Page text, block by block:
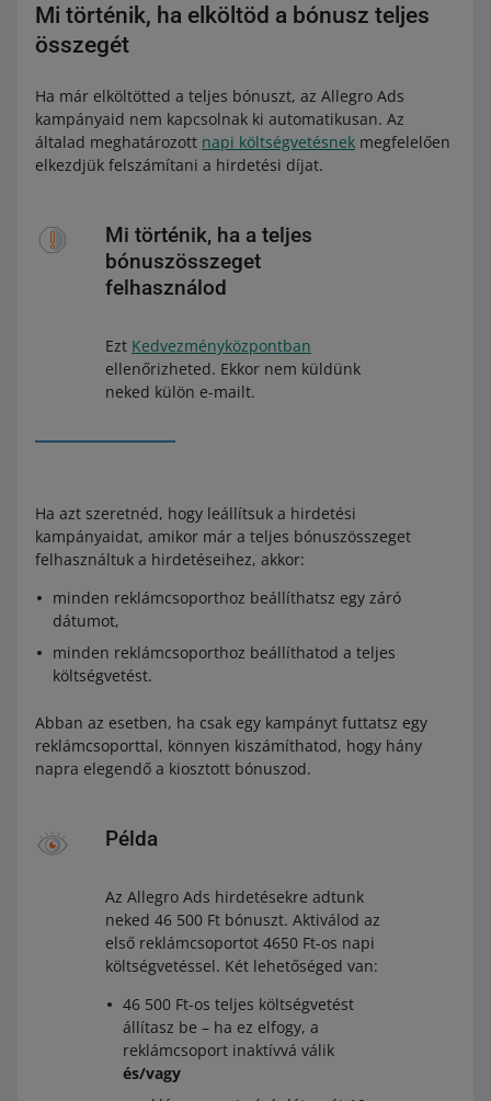
Mi történik, ha elköltöd a bónusz teljes
összegét
Ha már elköltötted a teljes bónuszt, az Allegro Ads
kampányaid nem kapcsolnak ki automatikusan. Az
általad meghatározott napi költségvetésnek megfelelően
elkezdjük felszámítani a hirdetési díjat.
Mi történik, ha a teljes
bónuszösszeget
felhasználod
Ezt Kedvezményközpontban
ellenőrizheted. Ekkor nem küldünk
neked külön e-mailt.
Ha azt szeretnéd, hogy leállítsuk a hirdetési
kampányaidat, amikor már a teljes bónuszösszeget
felhasználtuk a hirdetéseihez, akkor:
minden reklámcsoporthoz beállíthatsz egy záró
dátumot,
minden reklámcsoporthoz beállíthatod a teljes
költségvetést.
Abban az esetben, ha csak egy kampányt futtatsz egy
reklámcsoporttal, könnyen kiszámíthatod, hogy hány
napra elegendő a kiosztott bónuszod.
Példa
Az Allegro Ads hirdetésekre adtunk
neked 46 500 Ft bónuszt. Aktiválod az
első reklámcsoportot 4650 Ft-os napi
költségvetéssel. Két lehetőséged van:
46 500 Ft-os teljes költségvetést
állítasz be – ha ez elfogy, a
reklámcsoport inaktívvá válik
és/vagy